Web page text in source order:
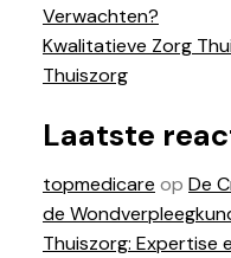
Verwachten?
Kwalitatieve Zorg
Thuiszorg
Laatste
topmedicare op De
de
Thuiszorg: Expertise